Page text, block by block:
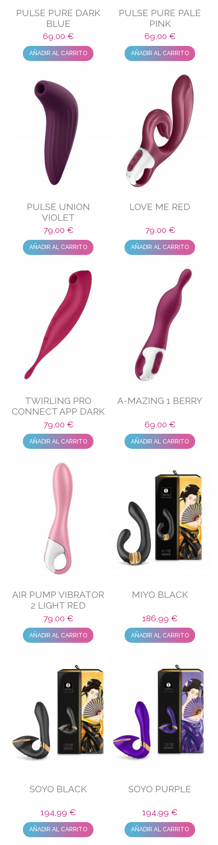
PULSE PURE DARK
BLUE
69,00 €
AÑADIR AL CARRITO
PULSE PURE PALE
PINK
69,00 €
AÑADIR AL CARRITO
PULSE UNION
VIOLET
79,00 €
AÑADIR AL CARRITO
LOVE ME RED
79,00 €
AÑADIR AL CARRITO
TWIRLING PRO
CONNECT APP DARK
RED
79,00 €
AÑADIR AL CARRITO
A-MAZING 1 BERRY
69,00 €
AÑADIR AL CARRITO
AIR PUMP VIBRATOR
2 LIGHT RED
79,00 €
AÑADIR AL CARRITO
MIYO BLACK
186,99 €
AÑADIR AL CARRITO
SOYO BLACK
194,99 €
AÑADIR AL CARRITO
SOYO PURPLE
194,99 €
AÑADIR AL CARRITO